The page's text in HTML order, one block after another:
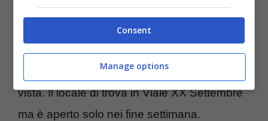
InCosta Clublocale dedicato agli
appassionati di musica jazz i cui eventi sono
riminese molto attivada questo punto di
vista. Il locale di trova in Viale XX Settembre
ma è aperto solo nei fine settimana.
Consent
Manage options